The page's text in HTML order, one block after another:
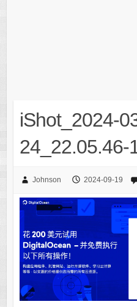
iShot_2024-
24_22.05.46-
Johnson 2024-09-19